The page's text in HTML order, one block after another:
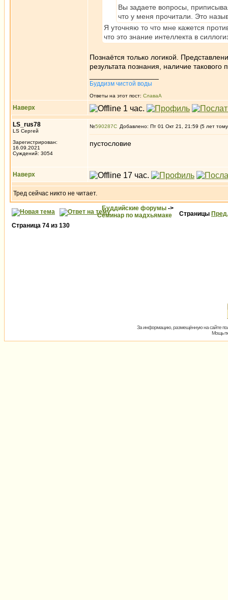
Вы задаете вопросы,
что у меня прочитали. Это
Я уточняю то что мне кажется
что это знание интеллекта в
Познаётся только логикой.
результата познания, наличие такового
Буддизм чистой воды
Ответы на этот пост: СлаваА
Наверх
LS_rus78
LS Сергей
Зарегистрирован:
16.09.2021
Суждений: 3054
№590287 Добавлено: Пт 01 Окт 21, 21:59 (5 лет
пустословие
Наверх
Тред сейчас никто не читает.
Буддийские форумы ->
Семинар по мадхьямаке
Страницы Пред.
Страница 74 из 130
За информацию, размещённую на сайте
Мощь